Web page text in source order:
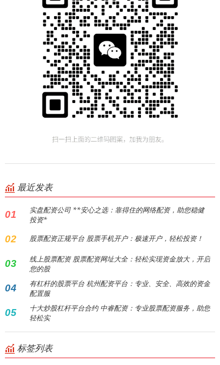
最近发表
01
实盘配资公司 **安心之选：靠得住的网络配资，助您稳健
投资*
02 股票配资正规平台 股票手机开户：极速开户，轻松投资！
03
线上股票配资 股票配资网址大全：轻松实现资金放大，开启
您的股
04
有杠杆的股票平台 杭州配资平台：专业、安全、高效的资金
配置服
05
十大炒股杠杆平台合约 中睿配资：专业股票配资服务，助您
轻松实
标签列表